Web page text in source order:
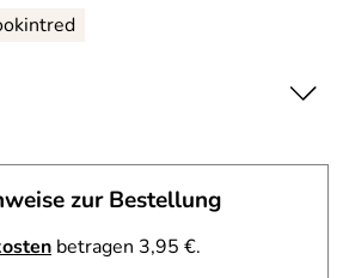
genäht, gute Passform, Träger
1.80 m Körpergröße liegen.
flotte Designgebung.
zur Bestellung
betragen 3,95 €.